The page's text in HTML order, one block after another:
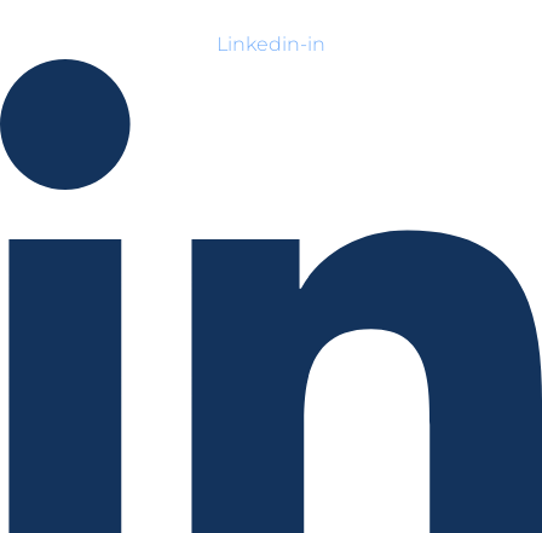
Linkedin-in